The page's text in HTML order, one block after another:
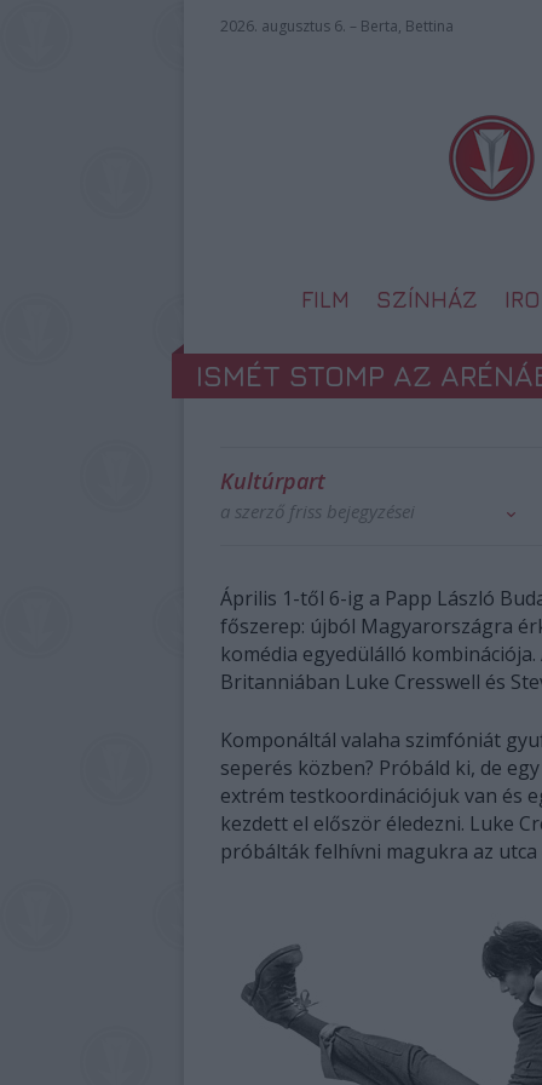
2026. augusztus 6. – Berta, Bettina
FILM SZÍNHÁZ
ISMÉT STOMP AZ
Kultúrpart
a szerző friss bejegyzései
Április 1-től 6-ig a Papp László
főszerep: újból Magyarországra
komédia egyedülálló
Britanniában Luke Cresswell és
Komponáltál valaha szimfóniát
seperés közben? Próbáld ki, de
extrém testkoordinációjuk van és
kezdett el először éledezni. Luke
próbálták felhívni magukra az